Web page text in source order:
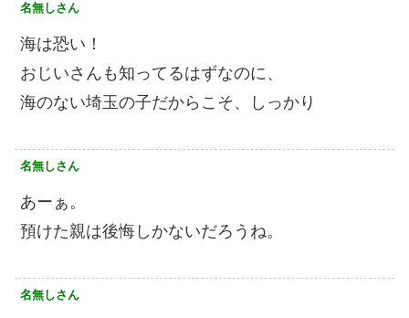
名無しさん
海は恐い！
おじいさんも知ってるはずなのに、
海のない埼玉の子だからこそ、しっかり
名無しさん
あーぁ。
預けた親は後悔しかないだろうね。
名無しさん